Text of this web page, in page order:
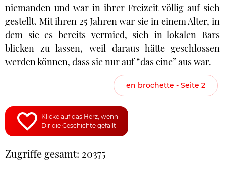
niemanden und war in ihrer Freizeit völlig auf sich
gestellt. Mit ihren 25 Jahren war sie in einem Alter, in
dem sie es bereits vermied, sich in lokalen Bars
blicken zu lassen, weil daraus hätte geschlossen
werden können, dass sie nur auf “das eine” aus war.
en brochette - Seite 2
Klicke auf das Herz, wenn
Dir die Geschichte gefällt
Zugriffe gesamt: 20375